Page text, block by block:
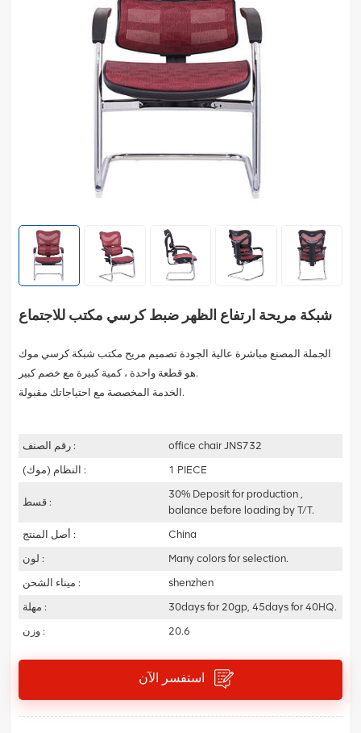
شبكة مريحة ارتفاع الظهر ضبط كرسي مكتب للاجتماع
الجملة المصنع مباشرة عالية الجودة تصميم مريح مكتب شبكة كرسي موك
هو قطعة واحدة ، كمية كبيرة مع خصم كبير.
الخدمة المخصصة مع احتياجاتك مقبولة.
رقم الصنف :
office chair JNS732
النظام (موك) :
1 PIECE
قسط :
30% Deposit for production ,
balance before loading by T/T.
أصل المنتج :
China
لون :
Many colors for selection.
ميناء الشحن :
shenzhen
مهلة :
30days for 20gp, 45days for 40HQ.
وزن :
20.6